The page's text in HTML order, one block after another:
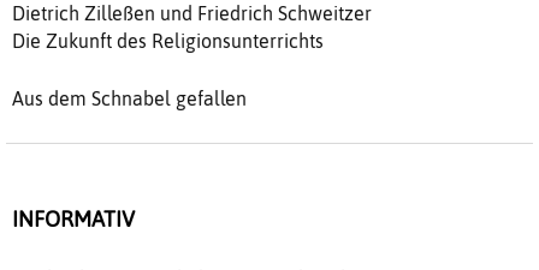
Dietrich Zilleßen und Friedrich Schweitzer
Die Zukunft des Religionsunterrichts
Aus dem Schnabel gefallen
INFORMATIV